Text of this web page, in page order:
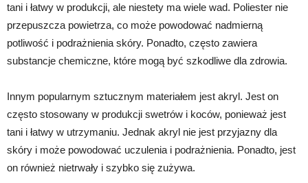
tani i łatwy w produkcji, ale niestety ma wiele wad. Poliester nie
przepuszcza powietrza, co może powodować nadmierną
potliwość i podrażnienia skóry. Ponadto, często zawiera
substancje chemiczne, które mogą być szkodliwe dla zdrowia.
Innym popularnym sztucznym materiałem jest akryl. Jest on
często stosowany w produkcji swetrów i koców, ponieważ jest
tani i łatwy w utrzymaniu. Jednak akryl nie jest przyjazny dla
skóry i może powodować uczulenia i podrażnienia. Ponadto, jest
on również nietrwały i szybko się zużywa.